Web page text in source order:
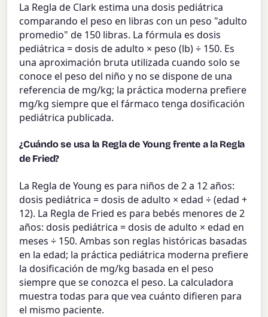
La Regla de Clark estima una dosis pediátrica
comparando el peso en libras con un peso "adulto
promedio" de 150 libras. La fórmula es dosis
pediátrica = dosis de adulto × peso (lb) ÷ 150. Es
una aproximación bruta utilizada cuando solo se
conoce el peso del niño y no se dispone de una
referencia de mg/kg; la práctica moderna prefiere
mg/kg siempre que el fármaco tenga dosificación
pediátrica publicada.
¿Cuándo se usa la Regla de Young frente a la Regla
de Fried?
La Regla de Young es para niños de 2 a 12 años:
dosis pediátrica = dosis de adulto × edad ÷ (edad +
12). La Regla de Fried es para bebés menores de 2
años: dosis pediátrica = dosis de adulto × edad en
meses ÷ 150. Ambas son reglas históricas basadas
en la edad; la práctica pediátrica moderna prefiere
la dosificación de mg/kg basada en el peso
siempre que se conozca el peso. La calculadora
muestra todas para que vea cuánto difieren para
el mismo paciente.